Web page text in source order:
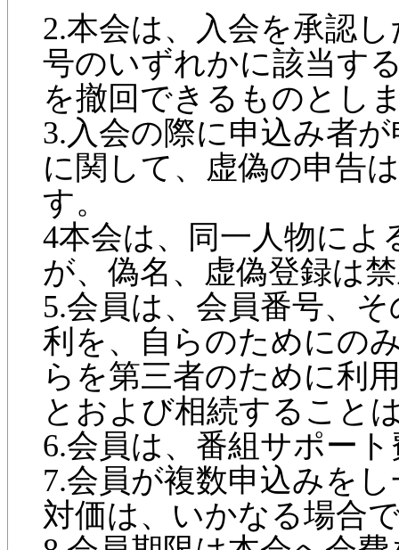
2.本会は、入会を承認
号のいずれかに該当す
を撤回できるものとし
3.入会の際に申込み者
に関して、虚偽の申告
す。
4本会は、同一人物に
が、偽名、虚偽登録は
5.会員は、会員番号、
利を、自らのためにの
らを第三者のために利
とおよび相続すること
6.会員は、番組サポー
7.会員が複数申込みを
対価は、いかなる場合